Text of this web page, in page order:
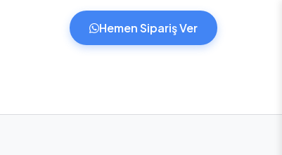
Hemen Sipariş Ver